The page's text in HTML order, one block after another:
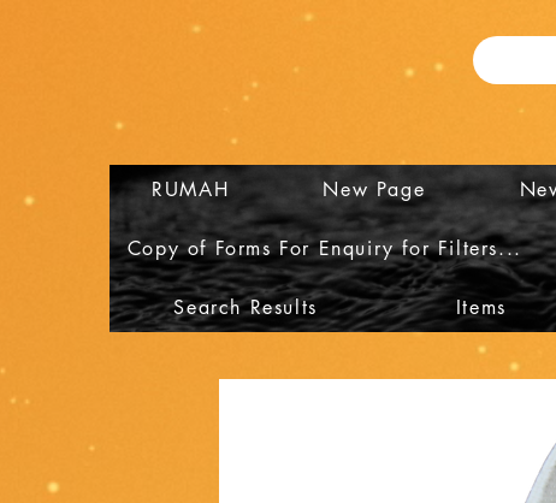
RUMAH New Page
Copy of Forms For Enquiry for Filters...
Search Results Items